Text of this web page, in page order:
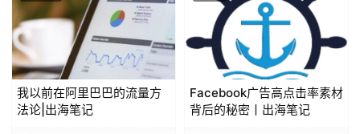
我以前在阿里巴巴的流量方
法论|出海笔记
Facebook广告高点击率素材
背后的秘密丨出海笔记